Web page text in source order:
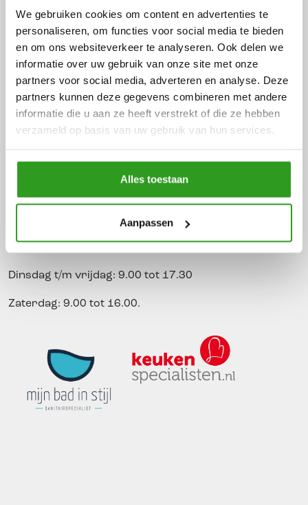
We gebruiken cookies om content en advertenties te
personaliseren, om functies voor social media te bieden
en om ons websiteverkeer te analyseren. Ook delen we
informatie over uw gebruik van onze site met onze
partners voor social media, adverteren en analyse. Deze
partners kunnen deze gegevens combineren met andere
informatie die u aan ze heeft verstrekt of die ze hebben
verzameld op basis van uw gebruik van hun services.
Alles toestaan
Aanpassen
Bezoek onze showroom.
Locatie Borculo
Jonkerspad 13 – 157271 LC, Borculo
Openingstijden
Dinsdag t/m vrijdag: 9.00 tot 17.30
Dinsdag t/m vrijdag: 9.00 tot 17.30
Zaterdag: 9.00 tot 16.00.